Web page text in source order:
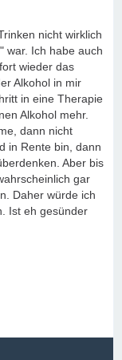
nicht wirklich
war. Ich habe auch
wieder das
Alkohol in mir
in eine Therapie
Alkohol mehr.
dann nicht
in Rente bin, dann
Aber bis
gar
Daher würde ich
Ist eh gesünder